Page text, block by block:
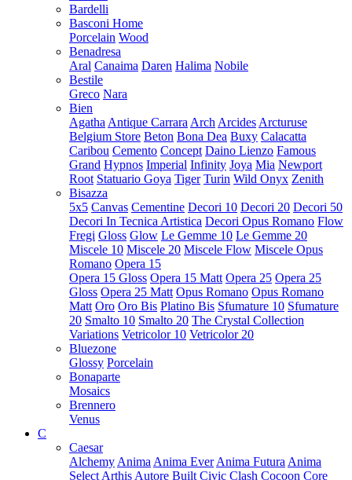
Bardelli
Basconi Home
Porcelain Wood
Benadresa
Aral Canaima Daren Halima Nobile
Bestile
Greco Nara
Bien
Agatha Antique Carrara Arch Arcides Arcturuse
Belgium Store Beton Bona Dea Buxy Calacatta
Caribou Cemento Concept Daino Lienzo Famous
Grand Hypnos Imperial Infinity Joya Mia Newport
Root Statuario Goya Tiger Turin Wild Onyx Zenith
Bisazza
5x5 Canvas Cementine Decori 10 Decori 20 Decori 50
Decori In Tecnica Artistica Decori Opus Romano Flow
Fregi Gloss Glow Le Gemme 10 Le Gemme 20
Miscele 10 Miscele 20 Miscele Flow Miscele Opus
Romano Opera 15
Opera 15 Gloss Opera 15 Matt Opera 25 Opera 25
Gloss Opera 25 Matt Opus Romano Opus Romano
Matt Oro Oro Bis Platino Bis Sfumature 10 Sfumature
20 Smalto 10 Smalto 20 The Crystal Collection
Variations Vetricolor 10 Vetricolor 20
Bluezone
Glossy Porcelain
Bonaparte
Mosaics
Brennero
Venus
C
Caesar
Alchemy Anima Anima Ever Anima Futura Anima
Select Arthis Autore Built Civic Clash Cocoon Core